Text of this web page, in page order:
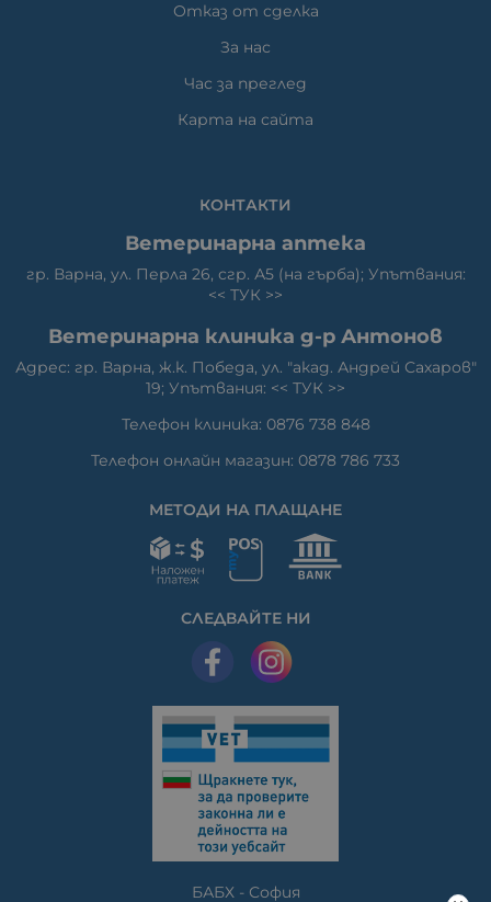
Отказ от сделка
За нас
Час за преглед
Карта на сайта
КОНТАКТИ
Ветеринарна аптека
гр. Варна, ул. Перла 26, сгр. А5 (на гърба); Упътвания:
<< ТУК >>
Ветеринарна клиника д-р Антонов
Адрес: гр. Варна, ж.к. Победа, ул. "акад. Андрей Сахаров"
19; Упътвания: << ТУК >>
Телефон клиника: 0876 738 848
Телефон онлайн магазин: 0878 786 733
МЕТОДИ НА ПЛАЩАНЕ
СЛЕДВАЙТЕ НИ
БАБХ - София